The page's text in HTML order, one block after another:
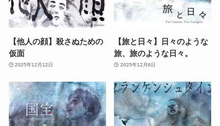
【他人の顔】殺さぬための
仮面
2025年12月12日
【旅と日々】日々のような
旅、旅のような日々。
2025年12月6日